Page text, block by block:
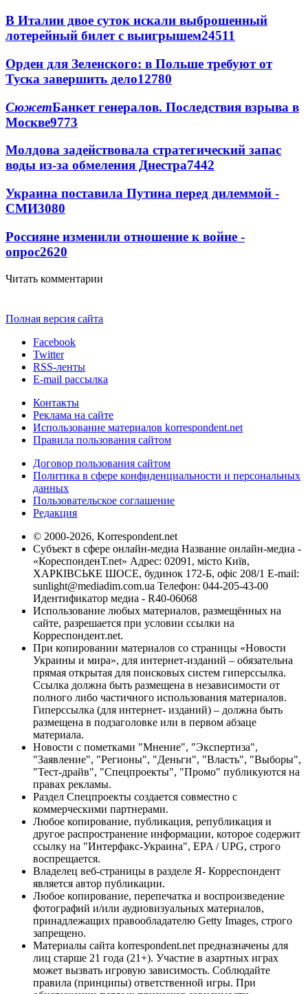
В Италии двое суток искали выброшенный
лотерейный билет с выигрышем24511
Орден для Зеленского: в Польше требуют от
Туска завершить дело12780
СюжетБанкет генералов. Последствия взрыва в
Москве9773
Молдова задействовала стратегический запас
воды из-за обмеления Днестра7442
Украина поставила Путина перед дилеммой -
СМИ3080
Россияне изменили отношение к войне -
опрос2620
Читать комментарии
Полная версия сайта
Facebook
Twitter
RSS-ленты
E-mail рассылка
Контакты
Реклама на сайте
Использование материалов korrespondent.net
Правила пользования сайтом
Договор пользования сайтом
Политика в сфере конфиденциальности и персональных
данных
Пользовательское соглашение
Редакция
© 2000-2026, Korrespondent.net
Субъект в сфере онлайн-медиа Название онлайн-медиа -
«КореспонденТ.net» Адрес: 02091, місто Київ,
ХАРКІВСЬКЕ ШОСЕ, будинок 172-Б, офіс 208/1 E-mail:
sunlight@mediadim.com.ua Телефон: 044-205-43-00
Идентификатор медиа - R40-06068
Использование любых материалов, размещённых на
сайте, разрешается при условии ссылки на
Корреспондент.net.
При копировании материалов со страницы «Новости
Украины и мира», для интернет-изданий – обязательна
прямая открытая для поисковых систем гиперссылка.
Ссылка должна быть размещена в независимости от
полного либо частичного использования материалов.
Гиперссылка (для интернет- изданий) – должна быть
размещена в подзаголовке или в первом абзаце
материала.
Новости с пометками "Мнение", "Экспертиза",
"Заявление", "Регионы", "Деньги", "Власть", "Выборы",
"Тест-драйв", "Спецпроекты", "Промо" публикуются на
правах рекламы.
Раздел Спецпроекты создается совместно с
коммерческими партнерами.
Любое копирование, публикация, републикация и
другое распространение информации, которое содержит
ссылку на "Интерфакс-Украина", EPA / UPG, строго
воспрещается.
Владелец веб-страницы в разделе Я- Корреспондент
является автор публикации.
Любое копирование, перепечатка и воспроизведение
фотографий и/или аудиовизуальных материалов,
принадлежащих правообладателю Getty Images, строго
запрещено.
Материалы сайта korrespondent.net предназначены для
лиц старше 21 года (21+). Участие в азартных играх
может вызвать игровую зависимость. Соблюдайте
правила (принципы) ответственной игры. При